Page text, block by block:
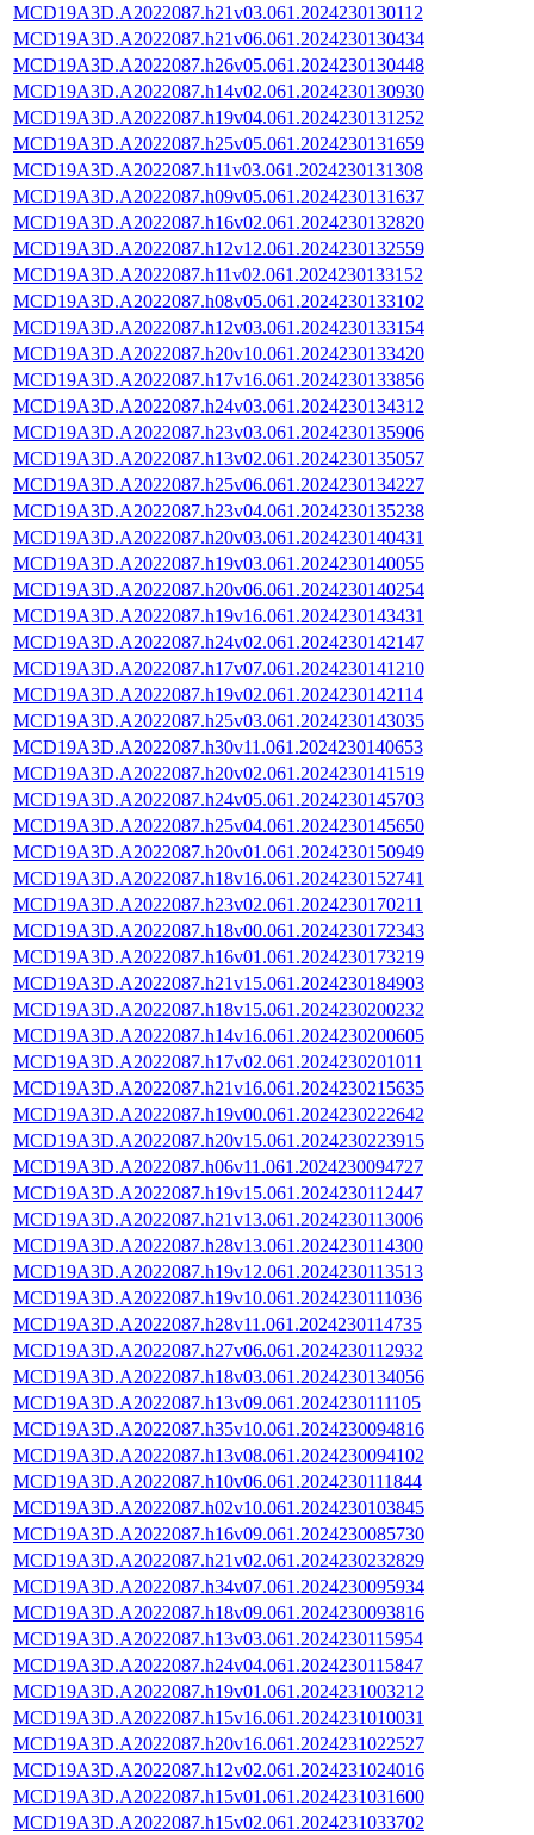
MCD19A3D.A2022087.h21v03.061.2024230130112
MCD19A3D.A2022087.h21v06.061.2024230130434
MCD19A3D.A2022087.h26v05.061.2024230130448
MCD19A3D.A2022087.h14v02.061.2024230130930
MCD19A3D.A2022087.h19v04.061.2024230131252
MCD19A3D.A2022087.h25v05.061.2024230131659
MCD19A3D.A2022087.h11v03.061.2024230131308
MCD19A3D.A2022087.h09v05.061.2024230131637
MCD19A3D.A2022087.h16v02.061.2024230132820
MCD19A3D.A2022087.h12v12.061.2024230132559
MCD19A3D.A2022087.h11v02.061.2024230133152
MCD19A3D.A2022087.h08v05.061.2024230133102
MCD19A3D.A2022087.h12v03.061.2024230133154
MCD19A3D.A2022087.h20v10.061.2024230133420
MCD19A3D.A2022087.h17v16.061.2024230133856
MCD19A3D.A2022087.h24v03.061.2024230134312
MCD19A3D.A2022087.h23v03.061.2024230135906
MCD19A3D.A2022087.h13v02.061.2024230135057
MCD19A3D.A2022087.h25v06.061.2024230134227
MCD19A3D.A2022087.h23v04.061.2024230135238
MCD19A3D.A2022087.h20v03.061.2024230140431
MCD19A3D.A2022087.h19v03.061.2024230140055
MCD19A3D.A2022087.h20v06.061.2024230140254
MCD19A3D.A2022087.h19v16.061.2024230143431
MCD19A3D.A2022087.h24v02.061.2024230142147
MCD19A3D.A2022087.h17v07.061.2024230141210
MCD19A3D.A2022087.h19v02.061.2024230142114
MCD19A3D.A2022087.h25v03.061.2024230143035
MCD19A3D.A2022087.h30v11.061.2024230140653
MCD19A3D.A2022087.h20v02.061.2024230141519
MCD19A3D.A2022087.h24v05.061.2024230145703
MCD19A3D.A2022087.h25v04.061.2024230145650
MCD19A3D.A2022087.h20v01.061.2024230150949
MCD19A3D.A2022087.h18v16.061.2024230152741
MCD19A3D.A2022087.h23v02.061.2024230170211
MCD19A3D.A2022087.h18v00.061.2024230172343
MCD19A3D.A2022087.h16v01.061.2024230173219
MCD19A3D.A2022087.h21v15.061.2024230184903
MCD19A3D.A2022087.h18v15.061.2024230200232
MCD19A3D.A2022087.h14v16.061.2024230200605
MCD19A3D.A2022087.h17v02.061.2024230201011
MCD19A3D.A2022087.h21v16.061.2024230215635
MCD19A3D.A2022087.h19v00.061.2024230222642
MCD19A3D.A2022087.h20v15.061.2024230223915
MCD19A3D.A2022087.h06v11.061.2024230094727
MCD19A3D.A2022087.h19v15.061.2024230112447
MCD19A3D.A2022087.h21v13.061.2024230113006
MCD19A3D.A2022087.h28v13.061.2024230114300
MCD19A3D.A2022087.h19v12.061.2024230113513
MCD19A3D.A2022087.h19v10.061.2024230111036
MCD19A3D.A2022087.h28v11.061.2024230114735
MCD19A3D.A2022087.h27v06.061.2024230112932
MCD19A3D.A2022087.h18v03.061.2024230134056
MCD19A3D.A2022087.h13v09.061.2024230111105
MCD19A3D.A2022087.h35v10.061.2024230094816
MCD19A3D.A2022087.h13v08.061.2024230094102
MCD19A3D.A2022087.h10v06.061.2024230111844
MCD19A3D.A2022087.h02v10.061.2024230103845
MCD19A3D.A2022087.h16v09.061.2024230085730
MCD19A3D.A2022087.h21v02.061.2024230232829
MCD19A3D.A2022087.h34v07.061.2024230095934
MCD19A3D.A2022087.h18v09.061.2024230093816
MCD19A3D.A2022087.h13v03.061.2024230115954
MCD19A3D.A2022087.h24v04.061.2024230115847
MCD19A3D.A2022087.h19v01.061.2024231003212
MCD19A3D.A2022087.h15v16.061.2024231010031
MCD19A3D.A2022087.h20v16.061.2024231022527
MCD19A3D.A2022087.h12v02.061.2024231024016
MCD19A3D.A2022087.h15v01.061.2024231031600
MCD19A3D.A2022087.h15v02.061.2024231033702